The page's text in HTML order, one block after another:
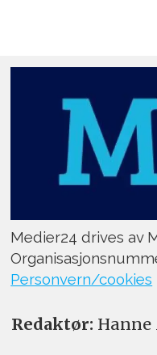
Medier24 drives av
Personvern/cookies
Redaktør: Hanne